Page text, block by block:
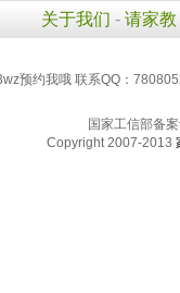
关于我们 - 请家教
预约我哦 联系QQ：
国家工信部备
Copyright 2007-2013